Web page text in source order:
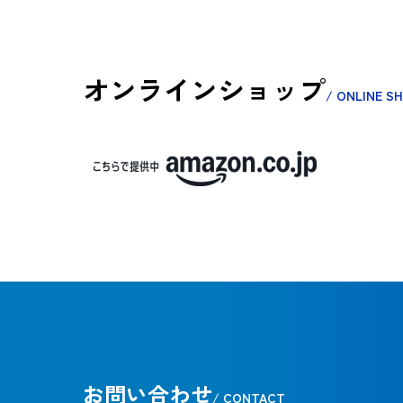
オンラインショップ/ ONLINE
お問い合わせ/ CONTACT